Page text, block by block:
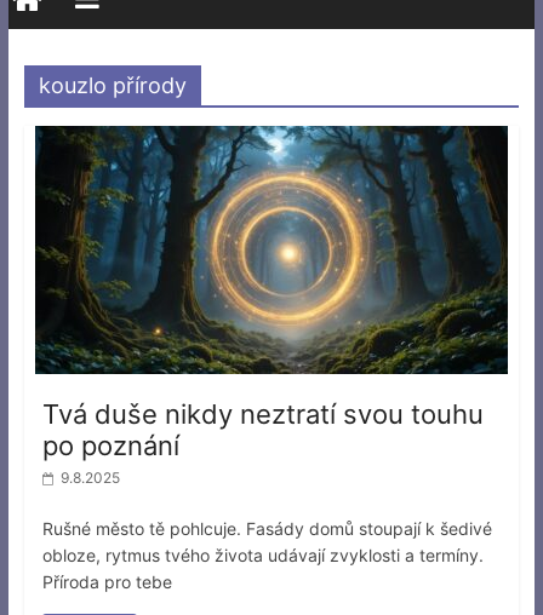
kouzlo přírody
Tvá duše nikdy neztratí svou touhu
po poznání
9.8.2025
Rušné město tě pohlcuje. Fasády domů stoupají k šedivé
obloze, rytmus tvého života udávají zvyklosti a termíny.
Příroda pro tebe